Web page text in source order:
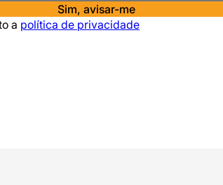
Sim, avisar-me
a política de privacidade